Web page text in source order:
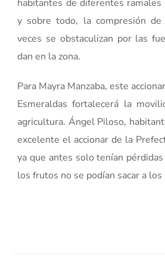
habitantes de diferentes
y sobre todo, la compresión
veces se obstaculizan por las
dan en la zona.
Para Mayra Manzaba, este
Esmeraldas fortalecerá la
agricultura. Ángel Piloso,
excelente el accionar de la
ya que antes solo tenían
los frutos no se podían sacar a los